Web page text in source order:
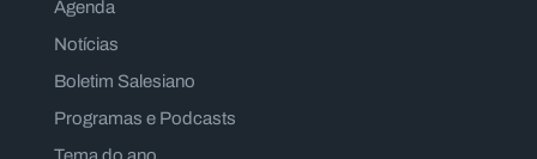
Agenda
Notícias
Boletim Salesiano
Programas e Podcasts